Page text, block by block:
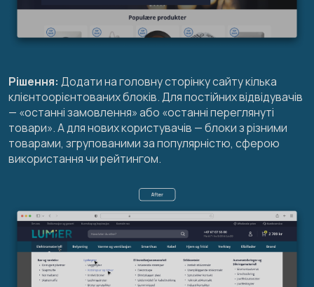
Рішення: Додати на головну сторінку сайту кілька
клієнтоорієнтованих блоків. Для постійних відвідувачів
— «останні замовлення» або «останні переглянуті
товари». А для нових користувачів — блоки з різними
товарами, згрупованими за популярністю, сферою
використання чи рейтингом.